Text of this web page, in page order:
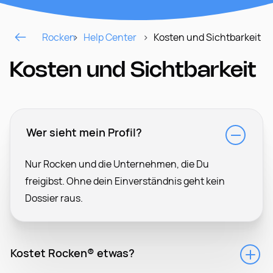
Rocken Help Center Kosten und Sichtbarkeit
Kosten und Sichtbarkeit
Wer sieht mein Profil?
Nur Rocken und die Unternehmen, die Du
freigibst. Ohne dein Einverständnis geht kein
Dossier raus.
Kostet Rocken® etwas?